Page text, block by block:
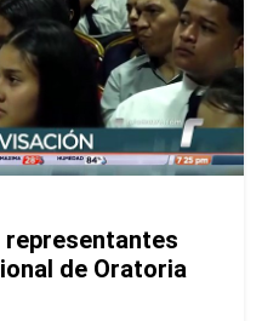
representantes
de Oratoria